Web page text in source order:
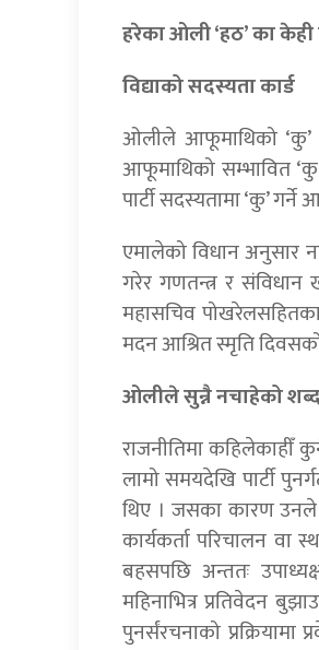
हरेका ओली ‘हठ’ का केही
विद्याको सदस्यता कार्ड
ओलीले आफूमाथिको ‘कु’
आफूमाथिको सम्भावित
पार्टी सदस्यतामा ‘कु’
एमालेको विधान अनुसार
गरेर गणतन्त्र र संविधान
महासचिव
मदन आश्रित स्मृति
ओलीले सुन्नै नचाहेको शब्द
राजनीतिमा कहिलेकाहीँ
लामो समयदेखि पार्टी
थिए । जसका कारण
कार्यकर्ता परिचालन वा
बहसपछि अन्ततः
महिनाभित्र प्रतिवेदन
पुनर्संरचनाको